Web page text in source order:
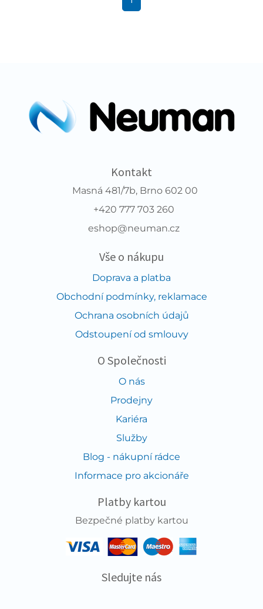
Kontakt
Masná 481/7b, Brno 602 00
+420 777 703 260
eshop@neuman.cz
Vše o nákupu
Doprava a platba
Obchodní podmínky, reklamace
Ochrana osobních údajů
Odstoupení od smlouvy
O Společnosti
O nás
Prodejny
Kariéra
Služby
Blog - nákupní rádce
Informace pro akcionáře
Platby kartou
Bezpečné platby kartou
Sledujte nás